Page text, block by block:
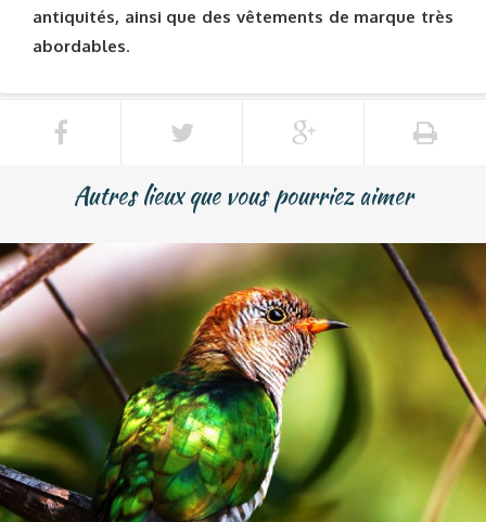
antiquités, ainsi que des vêtements de marque très
abordables.
Autres lieux que vous pourriez aimer